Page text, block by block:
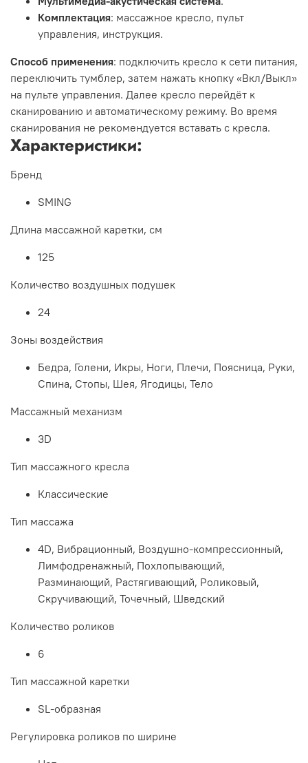
Комплектация: массажное кресло, пульт
управления, инструкция.
Способ применения: подключить кресло к сети питания,
переключить тумблер, затем нажать кнопку «Вкл/Выкл»
на пульте управления. Далее кресло перейдёт к
сканированию и автоматическому режиму. Во время
сканирования не рекомендуется вставать с кресла.
Характеристики:
Бренд
SMING
Длина массажной каретки, см
125
Количество воздушных подушек
24
Зоны воздействия
Бедра, Голени, Икры, Ноги, Плечи, Поясница, Руки,
Спина, Стопы, Шея, Ягодицы, Тело
Массажный механизм
3D
Тип массажного кресла
Классические
Тип массажа
4D, Вибрационный, Воздушно-компрессионный,
Лимфодренажный, Похлопывающий,
Разминающий, Растягивающий, Роликовый,
Скручивающий, Точечный, Шведский
Количество роликов
6
Тип массажной каретки
SL-образная
Регулировка роликов по ширине